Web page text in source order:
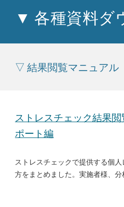
▼ 各種資料ダ
▽ 結果閲覧マニュアル
ストレスチェック結果
ポート編
ストレスチェックで提供する個
方をまとめました。実施者様、分